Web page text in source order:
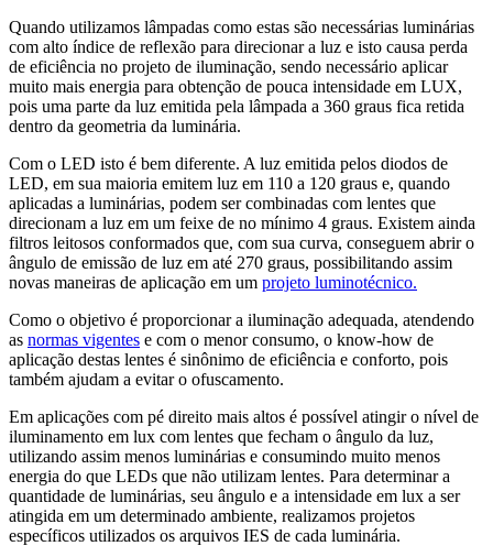
Quando utilizamos lâmpadas como estas são necessárias luminárias
com alto índice de reflexão para direcionar a luz e isto causa perda
de eficiência no projeto de iluminação, sendo necessário aplicar
muito mais energia para obtenção de pouca intensidade em LUX,
pois uma parte da luz emitida pela lâmpada a 360 graus fica retida
dentro da geometria da luminária.
Com o LED isto é bem diferente. A luz emitida pelos diodos de
LED, em sua maioria emitem luz em 110 a 120 graus e, quando
aplicadas a luminárias, podem ser combinadas com lentes que
direcionam a luz em um feixe de no mínimo 4 graus. Existem ainda
filtros leitosos conformados que, com sua curva, conseguem abrir o
ângulo de emissão de luz em até 270 graus, possibilitando assim
novas maneiras de aplicação em um projeto luminotécnico.
Como o objetivo é proporcionar a iluminação adequada, atendendo
as normas vigentes e com o menor consumo, o know-how de
aplicação destas lentes é sinônimo de eficiência e conforto, pois
também ajudam a evitar o ofuscamento.
Em aplicações com pé direito mais altos é possível atingir o nível de
iluminamento em lux com lentes que fecham o ângulo da luz,
utilizando assim menos luminárias e consumindo muito menos
energia do que LEDs que não utilizam lentes. Para determinar a
quantidade de luminárias, seu ângulo e a intensidade em lux a ser
atingida em um determinado ambiente, realizamos projetos
específicos utilizados os arquivos IES de cada luminária.